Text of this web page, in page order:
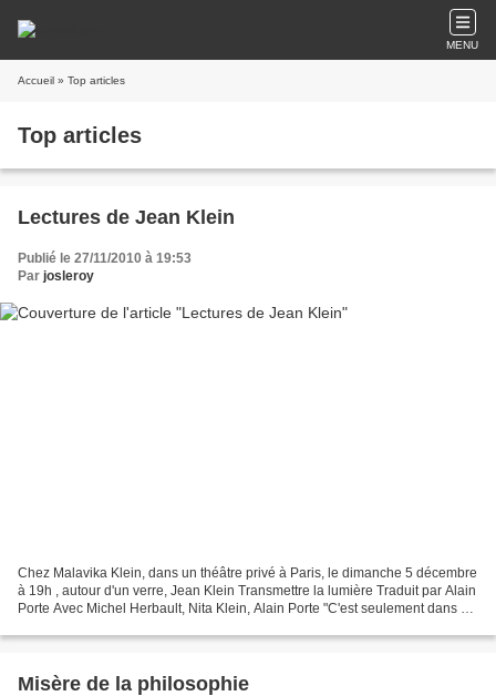
MENU
Accueil » Top articles
Top articles
Lectures de Jean Klein
Publié le 27/11/2010 à 19:53
Par josleroy
Chez Malavika Klein, dans un théâtre privé à Paris, le dimanche 5 décembre
à 19h , autour d'un verre, Jean Klein Transmettre la lumière Traduit par Alain
Porte Avec Michel Herbault, Nita Klein, Alain Porte "C'est seulement dans un
Misère de la philosophie